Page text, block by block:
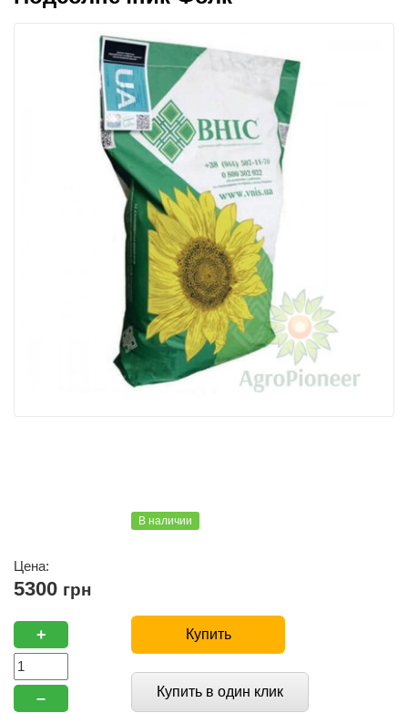
В наличии
Цена:
5300 грн
+
–
Купить
Купить в один клик